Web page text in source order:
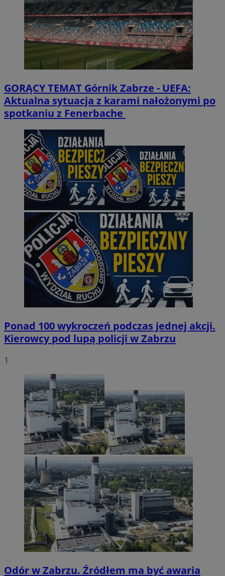
GORĄCY TEMAT Górnik Zabrze - UEFA:
Aktualna sytuacja z karami nałożonymi po
spotkaniu z Fenerbache
Ponad 100 wykroczeń podczas jednej akcji.
Kierowcy pod lupą policji w Zabrzu
1
Odór w Zabrzu. Źródłem ma być awaria